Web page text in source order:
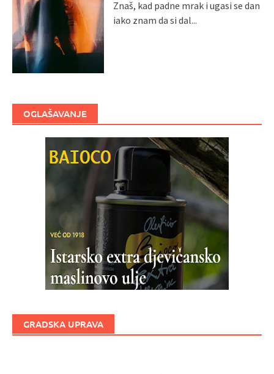
Znaš, kad padne mrak i ugasi se dan
iako znam da si dal...
OGLAŠAVANJE
GRADSKA UPRAVA